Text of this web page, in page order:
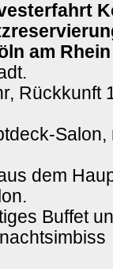
am Rhein
Rückkunft
dem
Buffet